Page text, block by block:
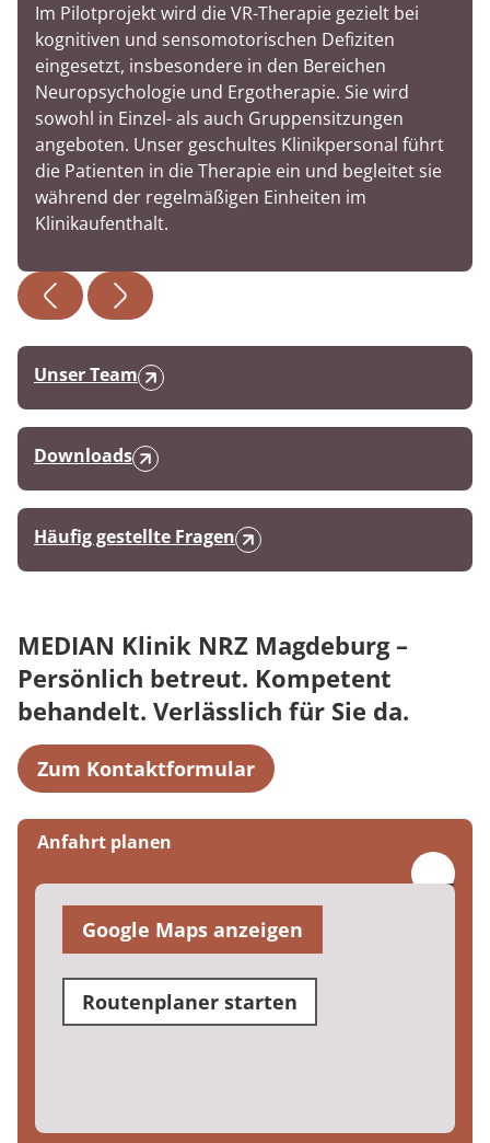
Im Pilotprojekt wird die VR-Therapie gezielt bei
kognitiven und sensomotorischen Defiziten
eingesetzt, insbesondere in den Bereichen
Neuropsychologie und Ergotherapie. Sie wird
sowohl in Einzel- als auch Gruppensitzungen
angeboten. Unser geschultes Klinikpersonal führt
die Patienten in die Therapie ein und begleitet sie
während der regelmäßigen Einheiten im
Klinikaufenthalt.
Unser Team
Downloads
Häufig gestellte Fragen
MEDIAN Klinik NRZ Magdeburg –
Persönlich betreut. Kompetent
behandelt. Verlässlich für Sie da.
Zum Kontaktformular
Anfahrt planen
Google Maps anzeigen
Routenplaner starten